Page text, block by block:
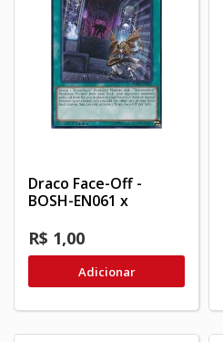
Draco Face-Off -
BOSH-EN061 x
R$ 1,00
Adicionar